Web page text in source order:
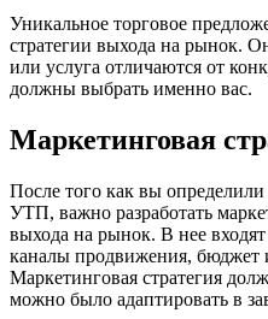
Уникальное торговое
стратегии выхода на рынок.
или услуга отличаются от
должны выбрать именно вас.
Маркетинговая
После того как вы
УТП, важно разработать
выхода на рынок. В нее
каналы продвижения, бюджет
Маркетинговая стратегия
можно было адаптировать в